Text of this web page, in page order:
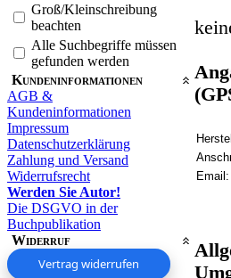
Groß/Kleinschreibung
beachten
Alle Suchbegriffe müssen
gefunden werden
Kundeninformationen
AGB &
Kundeninformationen
Impressum
Datenschutzerklärung
Zahlung und Versand
Widerrufsrecht
Werden Sie Autor!
Die DSGVO in der
Buchpublikation
Widerruf
Vertrag widerrufen
Email: